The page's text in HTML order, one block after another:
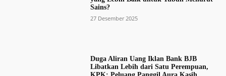
Sains?
27 Desember 2025
Duga Aliran Uang Iklan Bank BJB
Libatkan Lebih dari Satu Perempuan,